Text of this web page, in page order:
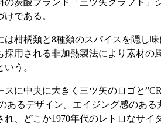
の炭酸ブランド「三ツ矢クラフト」
である。
は柑橘類と8種類のスパイスを隠し味
採用される非加熱製法により素材の
う。
スに中央に大きく三ツ矢のロゴと
あるデザイン。エイジング感のある
れ、どこか1970年代のレトロなサイ